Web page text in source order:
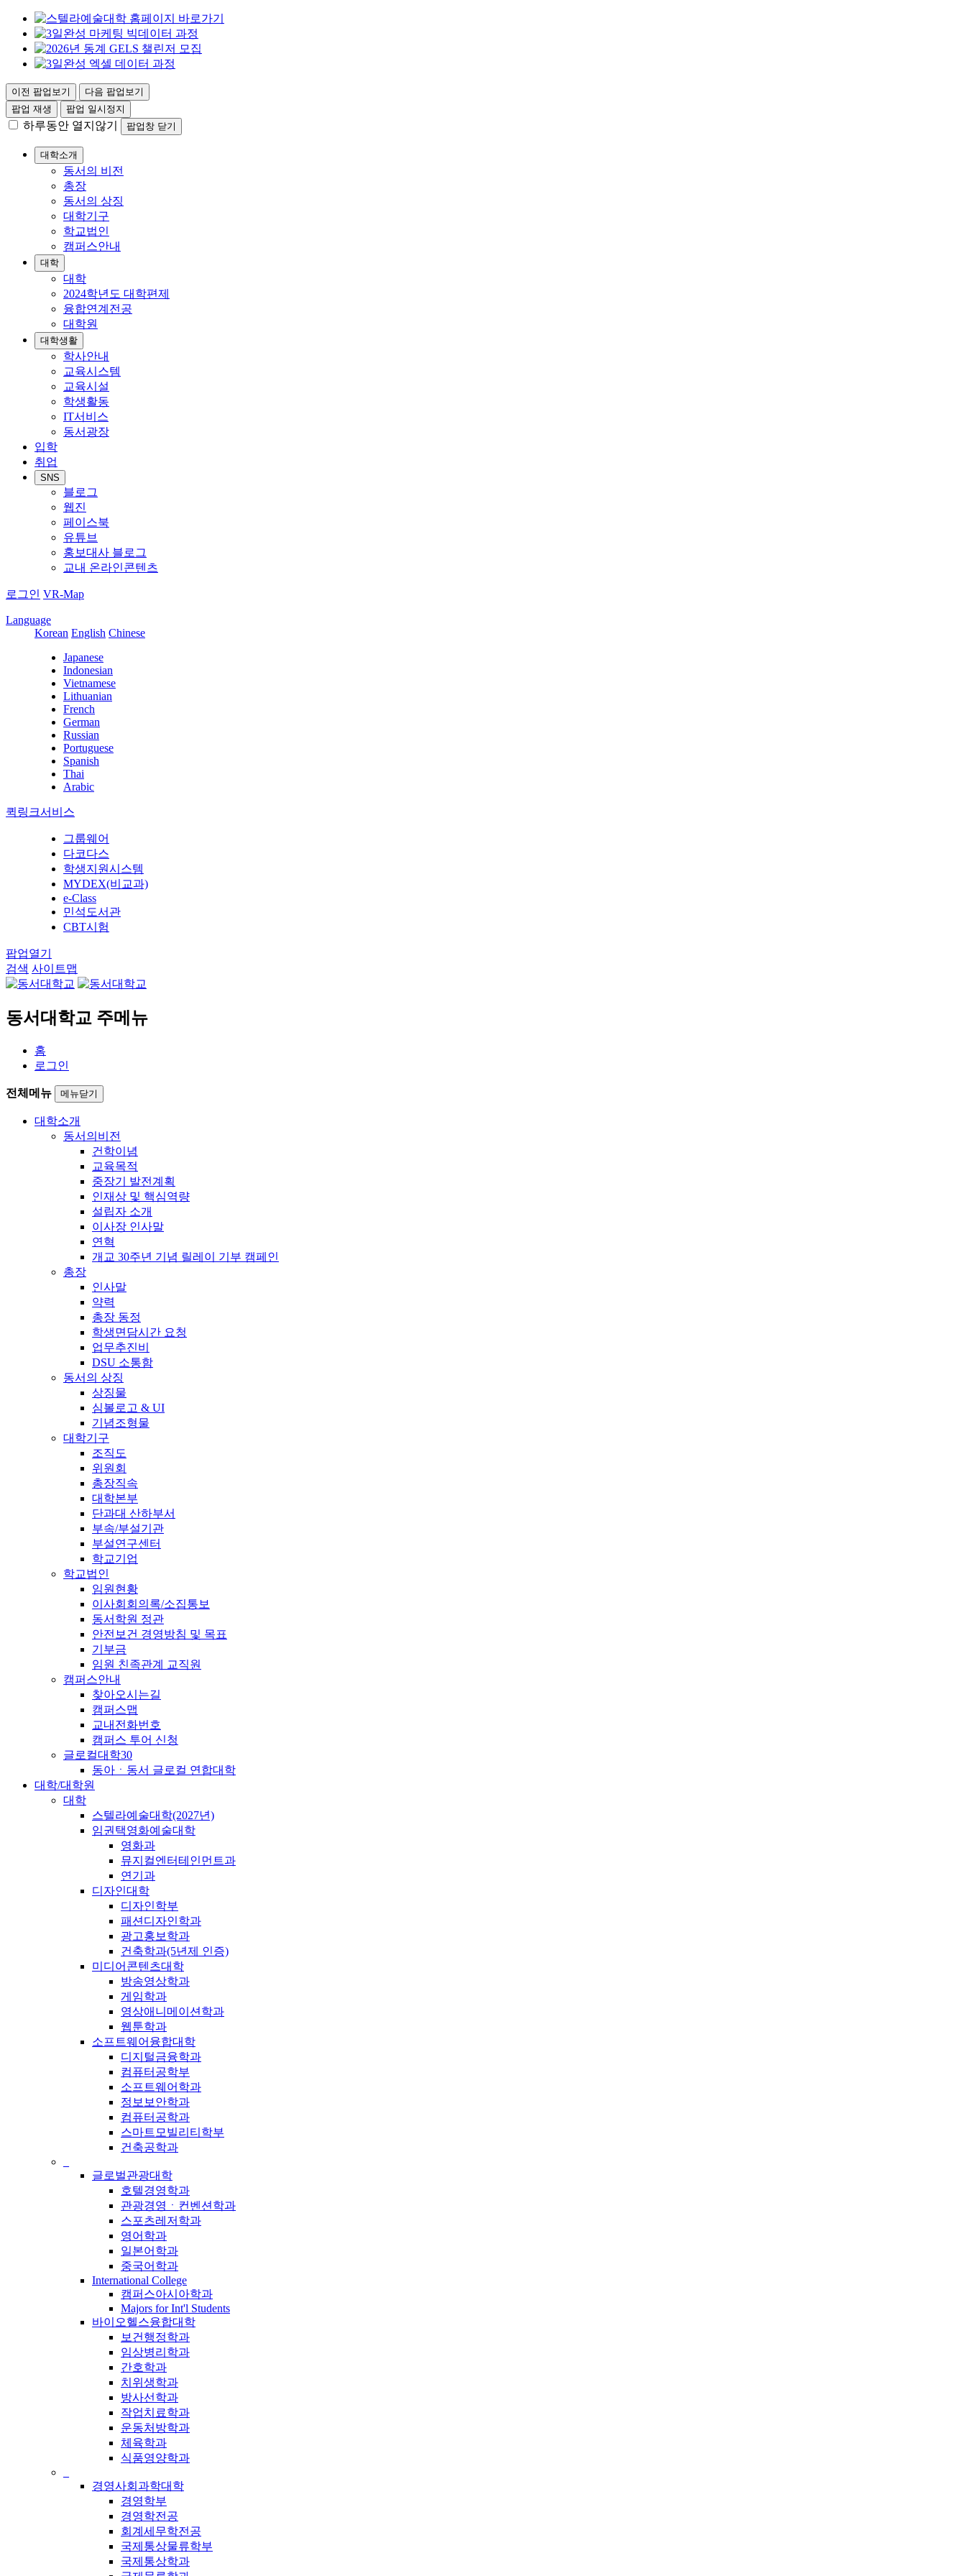
이전 팝업보기
다음 팝업보기
팝업 재생
팝업 일시정지
하루동안 열지않기 팝업창 닫기
대학소개
동서의 비전
총장
동서의 상징
대학기구
학교법인
캠퍼스안내
대학
대학
2024학년도 대학편제
융합연계전공
대학원
대학생활
학사안내
교육시스템
교육시설
학생활동
IT서비스
동서광장
입학
취업
SNS
블로그
웹진
페이스북
유튜브
홍보대사 블로그
교내 온라인콘텐츠
로그인 VR-Map
Language
Korean English Chinese
Japanese
Indonesian
Vietnamese
Lithuanian
French
German
Russian
Portuguese
Spanish
Thai
Arabic
퀵링크서비스
그룹웨어
다코다스
학생지원시스템
MYDEX(비교과)
e-Class
민석도서관
CBT시험
팝업열기
검색 사이트맵
동서대학교 주메뉴
홈
로그인
전체메뉴 메뉴닫기
대학소개
동서의비전
건학이념
교육목적
중장기 발전계획
인재상 및 핵심역량
설립자 소개
이사장 인사말
연혁
개교 30주년 기념 릴레이 기부 캠페인
총장
인사말
약력
총장 동정
학생면담시간 요청
업무추진비
DSU 소통함
동서의 상징
상징물
심볼로고 & UI
기념조형물
대학기구
조직도
위원회
총장직속
대학본부
단과대 산하부서
부속/부설기관
부설연구센터
학교기업
학교법인
임원현황
이사회회의록/소집통보
동서학원 정관
안전보건 경영방침 및 목표
기부금
임원 친족관계 교직원
캠퍼스안내
찾아오시는길
캠퍼스맵
교내전화번호
캠퍼스 투어 신청
글로컬대학30
동아ㆍ동서 글로컬 연합대학
대학/대학원
대학
스텔라예술대학(2027년)
임권택영화예술대학
영화과
뮤지컬엔터테인먼트과
연기과
디자인대학
디자인학부
패션디자인학과
광고홍보학과
건축학과(5년제 인증)
미디어콘텐츠대학
방송영상학과
게임학과
영상애니메이션학과
웹툰학과
소프트웨어융합대학
디지털금융학과
컴퓨터공학부
소프트웨어학과
정보보안학과
컴퓨터공학과
스마트모빌리티학부
건축공학과
글로벌관광대학
호텔경영학과
관광경영ㆍ컨벤션학과
스포츠레저학과
영어학과
일본어학과
중국어학과
International College
캠퍼스아시아학과
Majors for Int'l Students
바이오헬스융합대학
보건행정학과
임상병리학과
간호학과
치위생학과
방사선학과
작업치료학과
운동처방학과
체육학과
식품영양학과
경영사회과학대학
경영학부
경영학전공
회계세무학전공
국제통상물류학부
국제통상학과